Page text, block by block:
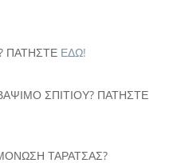
ΠΑΤΗΣΤΕΕΔΩ!
ΣΠΙΤΙΟΥ? ΠΑΤΗΣΤΕ
ΤΑΡΑΤΣΑΣ?